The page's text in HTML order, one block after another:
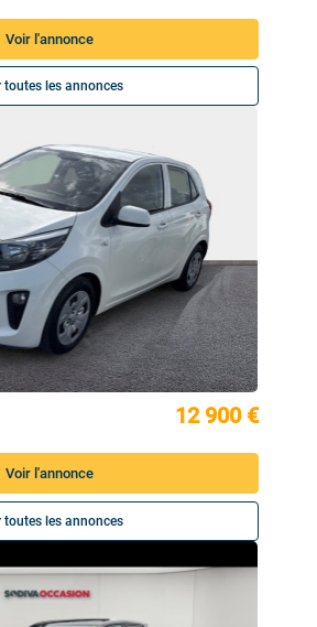
Voir l'annonce
toutes les annonces
12 900 €
Voir l'annonce
toutes les annonces